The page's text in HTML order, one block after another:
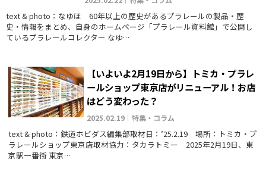
text & photo：なゆほ 60年以上の歴史があるプラレールの製品・歴
史・情報をまとめ、自身のホームページ「プラレール資料館」で公開し
ているプラレールコレクター なゆ…
【いよいよ2月19日から】トミカ・プラレ
ールショップ東京店がリニューアル！お店
はどう変わった？
2025.02.19｜特集・コラム
text & photo：鉄道ホビダス編集部取材日：’25.2.19 場所：トミカ・プ
ラレールショップ東京店取材協力：タカラトミー 2025年2月19日、東
京駅一番街 東京…